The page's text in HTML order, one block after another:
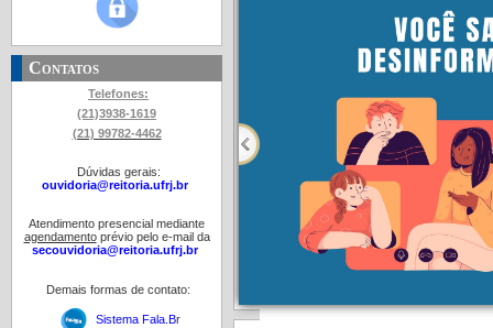
Contatos
Telefones:
(21)3938-1619
(21) 99782-4462
Dúvidas gerais:
ouvidoria@reitoria.ufrj.br
Atendimento presencial mediante
agendamentoprévio pelo e-mail da
secouvidoria@reitoria.ufrj.br
Demais formas de contato:
Sistema Fala.Br